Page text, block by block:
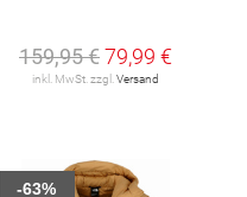
159,95 €79,99 €
inkl. MwSt. zzgl. Versand
-63%